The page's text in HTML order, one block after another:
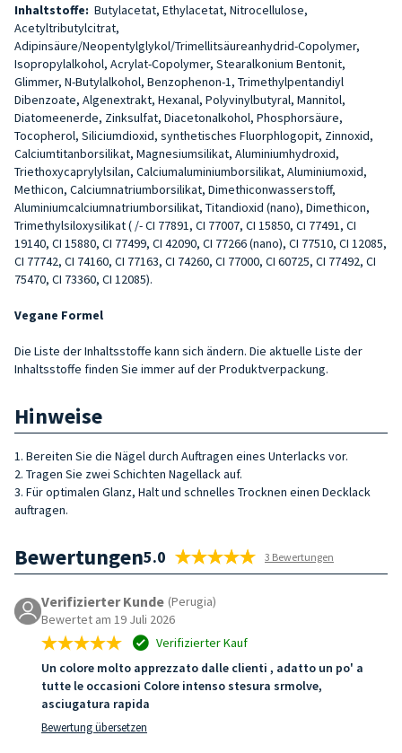
Inhaltstoffe: Butylacetat, Ethylacetat, Nitrocellulose,
Acetyltributylcitrat,
Adipinsäure/Neopentylglykol/Trimellitsäureanhydrid-Copolymer,
Isopropylalkohol, Acrylat-Copolymer, Stearalkonium Bentonit,
Glimmer, N-Butylalkohol, Benzophenon-1, Trimethylpentandiyl
Dibenzoate, Algenextrakt, Hexanal, Polyvinylbutyral, Mannitol,
Diatomeenerde, Zinksulfat, Diacetonalkohol, Phosphorsäure,
Tocopherol, Siliciumdioxid, synthetisches Fluorphlogopit, Zinnoxid,
Calciumtitanborsilikat, Magnesiumsilikat, Aluminiumhydroxid,
Triethoxycaprylylsilan, Calciumaluminiumborsilikat, Aluminiumoxid,
Methicon, Calciumnatriumborsilikat, Dimethiconwasserstoff,
Aluminiumcalciumnatriumborsilikat, Titandioxid (nano), Dimethicon,
Trimethylsiloxysilikat ( /- CI 77891, CI 77007, CI 15850, CI 77491, CI
19140, CI 15880, CI 77499, CI 42090, CI 77266 (nano), CI 77510, CI 12085,
CI 77742, CI 74160, CI 77163, CI 74260, CI 77000, CI 60725, CI 77492, CI
75470, CI 73360, CI 12085).
Vegane Formel
Die Liste der Inhaltsstoffe kann sich ändern. Die aktuelle Liste der
Inhaltsstoffe finden Sie immer auf der Produktverpackung.
Hinweise
1. Bereiten Sie die Nägel durch Auftragen eines Unterlacks vor.
2. Tragen Sie zwei Schichten Nagellack auf.
3. Für optimalen Glanz, Halt und schnelles Trocknen einen Decklack
auftragen.
Bewertungen5.0 3 Bewertungen
Verifizierter Kunde (Perugia)
Bewertet am 19 Juli 2026
Verifizierter Kauf
Un colore molto apprezzato dalle clienti , adatto un po' a
tutte le occasioni Colore intenso stesura srmolve,
asciugatura rapida
Bewertung übersetzen